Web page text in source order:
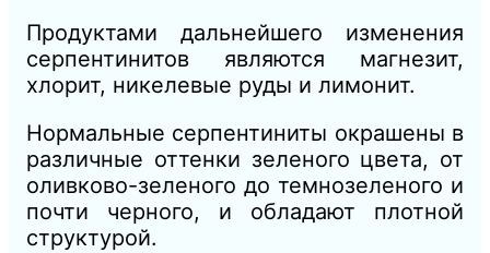
Продуктами дальнейшего изменения
серпентинитов являются магнезит,
хлорит, никелевые руды и лимонит.
Нормальные серпентиниты окрашены в
различные оттенки зеленого цвета, от
оливково-зеленого до темнозеленого и
почти черного, и обладают плотной
структурой.